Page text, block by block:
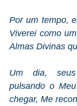
Por um tempo,
Viverei como
Almas Divinas
Um dia, seus
pulsando o
chegar, Me